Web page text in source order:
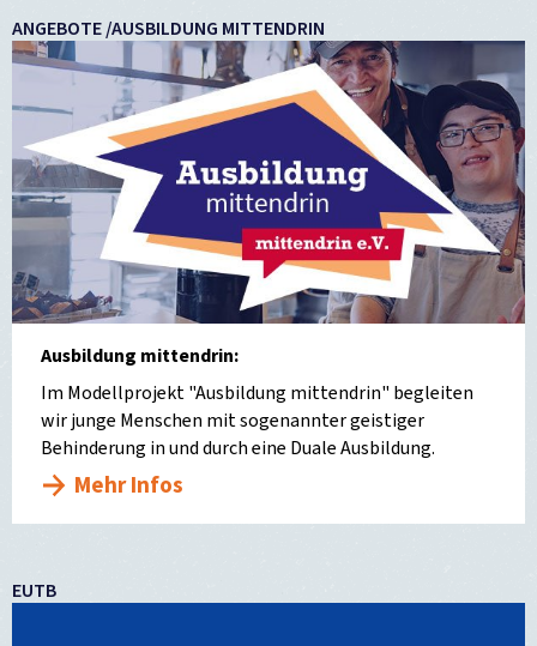
ANGEBOTE /AUSBILDUNG MITTENDRIN
Ausbildung mittendrin:
Im Modellprojekt "Ausbildung mittendrin" begleiten
wir junge Menschen mit sogenannter geistiger
Behinderung in und durch eine Duale Ausbildung.
Mehr Infos
EUTB